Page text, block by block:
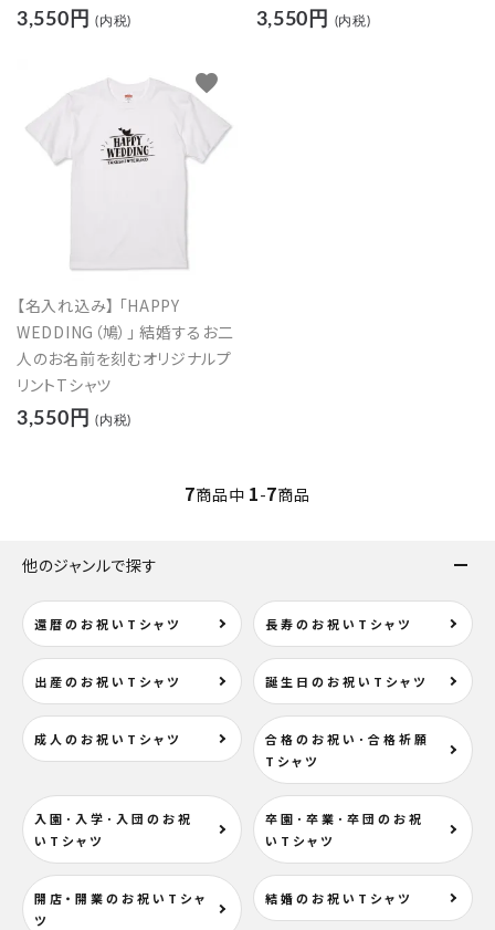
3,550円 (内税) 3,550円 (内税)
【名入れ込み】 「HAPPY
WEDDING（鳩）」 結婚するお二
人のお名前を刻むオリジナルプ
リントTシャツ
3,550円 (内税)
favorite
7商品中 1-7商品
他のジャンルで探す
還暦のお祝いTシャツ 長寿のお祝いTシャツ
出産のお祝いTシャツ 誕生日のお祝いTシャツ
成人のお祝いTシャツ
合格のお祝い･合格祈願
Tシャツ
入園･入学･入団のお祝
いTシャツ
卒園･卒業･卒団のお祝
いTシャツ
開店・開業のお祝いTシャ
ツ
結婚のお祝いTシャツ
キーワード
カテゴリー